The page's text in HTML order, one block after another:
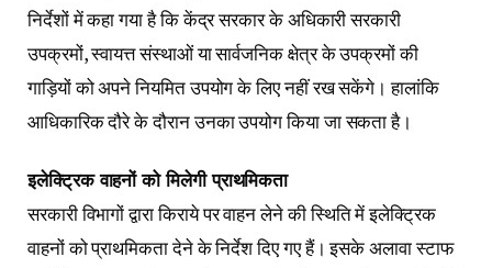
निर्देशों में कहा गया है कि केंद्र सरकार के अधिकारी सरकारी
उपक्रमों, स्वायत्त संस्थाओं या सार्वजनिक क्षेत्र के उपक्रमों की
गाड़ियों को अपने नियमित उपयोग के लिए नहीं रख सकेंगे। हालांकि
आधिकारिक दौरे के दौरान उनका उपयोग किया जा सकता है।
इलेक्ट्रिक वाहनों को मिलेगी प्राथमिकता
सरकारी विभागों द्वारा किराये पर वाहन लेने की स्थिति में इलेक्ट्रिक
वाहनों को प्राथमिकता देने के निर्देश दिए गए हैं। इसके अलावा स्टाफ